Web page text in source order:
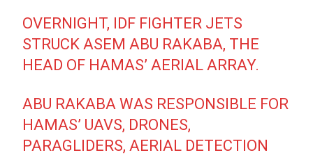
OVERNIGHT, IDF FIGHTER JETS
STRUCK ASEM ABU RAKABA, THE
HEAD OF HAMAS’ AERIAL ARRAY.
ABU RAKABA WAS RESPONSIBLE FOR
HAMAS’ UAVS, DRONES,
PARAGLIDERS, AERIAL DETECTION